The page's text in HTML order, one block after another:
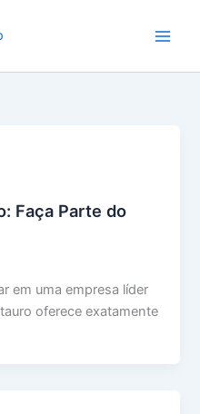
Faça Parte do
em uma empresa líder
oferece exatamente